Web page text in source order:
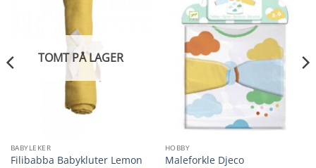
TOMT PÅ LAGER
BABYLEKER
Filibabba Babykluter Lemon
HOBBY
Maleforkle Djeco